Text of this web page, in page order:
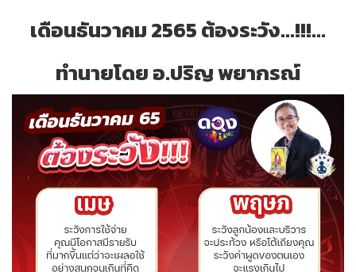
เดือนธันวาคม 2565 ต้องระวัง...!!!...
ทำนายโดย อ.ปริญ พยากรณ์